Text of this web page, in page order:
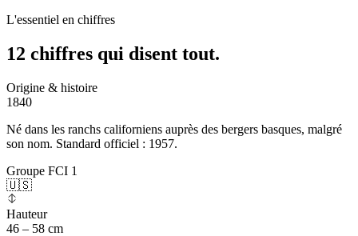
L'essentiel en chiffres
12 chiffres qui disent tout.
Origine & histoire
1840
Né dans les ranchs californiens auprès des bergers basques, malgré
son nom. Standard officiel : 1957.
Groupe FCI 1
🇺🇸
Hauteur
46 – 58 cm